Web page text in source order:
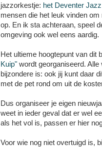
jazzorkestje: het Deventer
mensen die het leuk vinden
op. En ik sta achteraan, speel
omgeving ook wel eens aardig.
Het ultieme hoogtepunt van dit
Kuip" wordt georganiseerd.
bijzondere is: ook jij kunt daar
met de pet rond om uit de
Dus organiseer je eigen
weet in ieder geval dat er wel
als het vol is, passen er hier
Voor wie nog niet overtuigd is,